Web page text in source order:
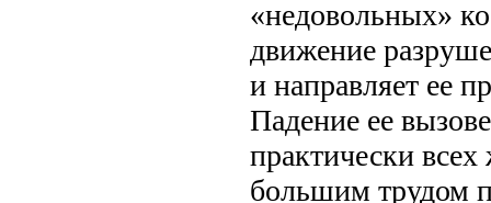
«недовольных»
движение
и направляет ее
Падение ее
практически
большим трудом